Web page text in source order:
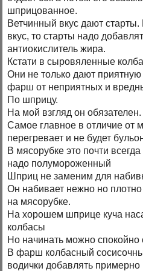
шприцованное.
Ветчинный вкус дают
вкус, то старты надо
антиокислитель жира.
Кстати в сыровяленные
Они не только дают
фарш от неприятных и
По шприцу.
На мой взгляд он обязателен.
Самое главное в отличие от
перегревает и не будет
В мясорубке это почти
надо полумороженный
Шприц не заменим для
Он набивает нежно но плотно
на мясорубке.
На хорошем шприце куча
колбасы
Но начинать можно спокойно
В фарш колбасный
водички добавлять примерно